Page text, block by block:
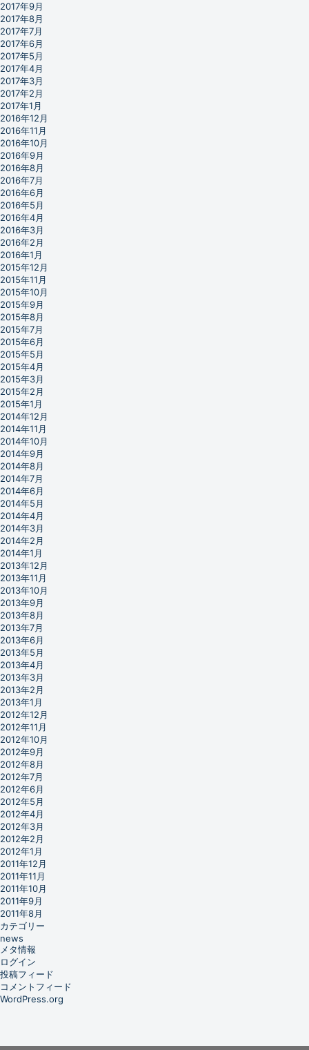
2017年9月
2017年8月
2017年7月
2017年6月
2017年5月
2017年4月
2017年3月
2017年2月
2017年1月
2016年12月
2016年11月
2016年10月
2016年9月
2016年8月
2016年7月
2016年6月
2016年5月
2016年4月
2016年3月
2016年2月
2016年1月
2015年12月
2015年11月
2015年10月
2015年9月
2015年8月
2015年7月
2015年6月
2015年5月
2015年4月
2015年3月
2015年2月
2015年1月
2014年12月
2014年11月
2014年10月
2014年9月
2014年8月
2014年7月
2014年6月
2014年5月
2014年4月
2014年3月
2014年2月
2014年1月
2013年12月
2013年11月
2013年10月
2013年9月
2013年8月
2013年7月
2013年6月
2013年5月
2013年4月
2013年3月
2013年2月
2013年1月
2012年12月
2012年11月
2012年10月
2012年9月
2012年8月
2012年7月
2012年6月
2012年5月
2012年4月
2012年3月
2012年2月
2012年1月
2011年12月
2011年11月
2011年10月
2011年9月
2011年8月
カテゴリー
news
メタ情報
ログイン
投稿フィード
コメントフィード
WordPress.org